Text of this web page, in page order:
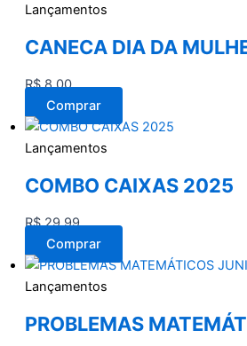
Lançamentos
CANECA DIA DA
R$8,00
Comprar
Lançamentos
COMBO CAIXAS 2025
R$29,99
Comprar
Lançamentos
PROBLEMAS